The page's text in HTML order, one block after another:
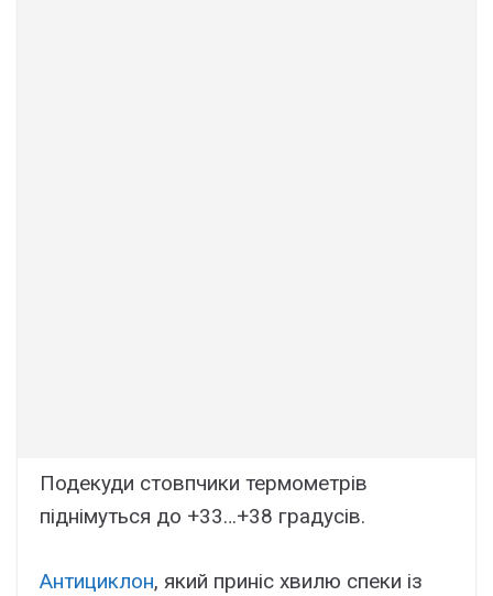
Подекуди стовпчики термометрів
піднімуться до +33…+38 градусів.
Антициклон, який приніс хвилю спеки із